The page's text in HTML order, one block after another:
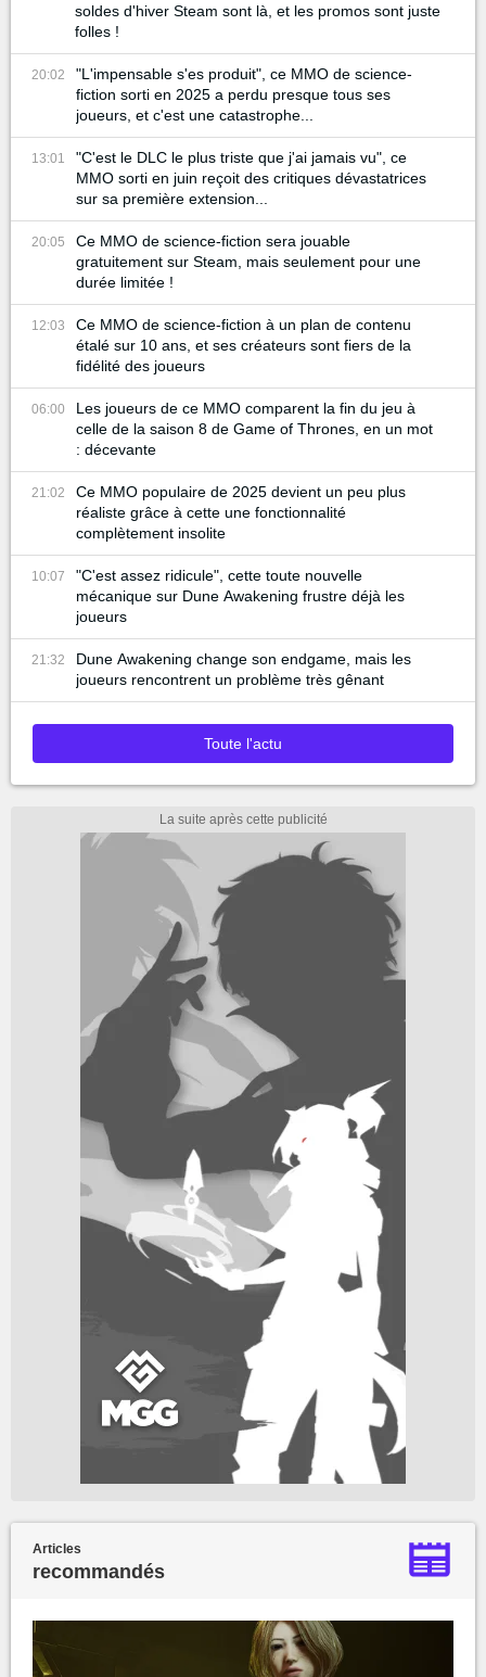
soldes d'hiver Steam sont là, et les promos sont juste
folles !
20:02
"L'impensable s'es produit", ce MMO de science-
fiction sorti en 2025 a perdu presque tous ses
joueurs, et c'est une catastrophe...
13:01
"C'est le DLC le plus triste que j'ai jamais vu", ce
MMO sorti en juin reçoit des critiques dévastatrices
sur sa première extension...
20:05
Ce MMO de science-fiction sera jouable
gratuitement sur Steam, mais seulement pour une
durée limitée !
12:03
Ce MMO de science-fiction à un plan de contenu
étalé sur 10 ans, et ses créateurs sont fiers de la
fidélité des joueurs
06:00
Les joueurs de ce MMO comparent la fin du jeu à
celle de la saison 8 de Game of Thrones, en un mot
: décevante
21:02
Ce MMO populaire de 2025 devient un peu plus
réaliste grâce à cette une fonctionnalité
complètement insolite
10:07
"C'est assez ridicule", cette toute nouvelle
mécanique sur Dune Awakening frustre déjà les
joueurs
21:32
Dune Awakening change son endgame, mais les
joueurs rencontrent un problème très gênant
Toute l'actu
Articles
recommandés